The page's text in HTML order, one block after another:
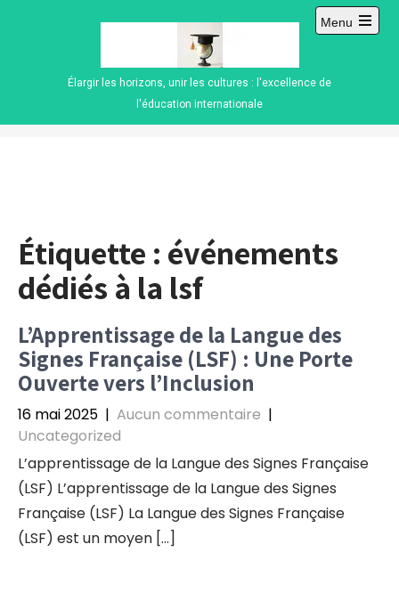
Élargir les horizons, unir les cultures : l'excellence de
l'éducation internationale
Menu
Open
Étiquette : événements
dédiés à la lsf
L’Apprentissage de la Langue des
Signes Française (LSF) : Une Porte
Ouverte vers l’Inclusion
16 mai 2025 | Aucun commentaire |
Uncategorized
L’apprentissage de la Langue des Signes Française
(LSF) L’apprentissage de la Langue des Signes
Française (LSF) La Langue des Signes Française
(LSF) est un moyen […]